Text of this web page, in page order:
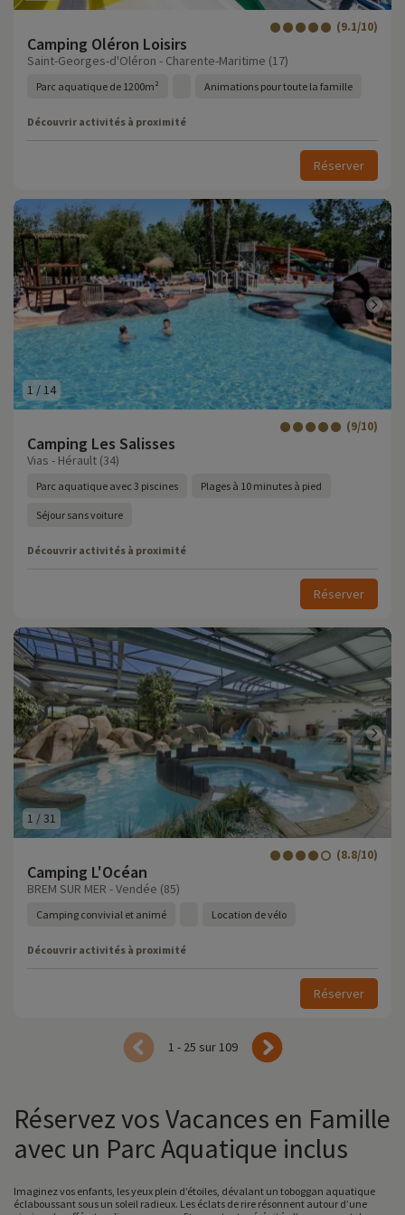
Camping Oléron Loisirs
(9.1/10)
Saint-Georges-d'Oléron - Charente-Maritime (17)
Parc aquatique de 1200m² Animations pour toute la famille
Découvrir activités à proximité
Réserver
1 /14
Camping Les Salisses
(9/10)
Vias - Hérault (34)
Parc aquatique avec 3 piscines Plages à 10 minutes à pied
Séjour sans voiture
Découvrir activités à proximité
Réserver
1 /31
Camping L'Océan
(8.8/10)
BREM SUR MER - Vendée (85)
Camping convivial et animé Location de vélo
Découvrir activités à proximité
Réserver
1 - 25 sur 109
Réservez vos Vacances en Famille
avec un Parc Aquatique inclus
Imaginez vos enfants, les yeux plein d’étoiles, dévalant un toboggan aquatique
éclaboussant sous un soleil radieux. Les éclats de rire résonnent autour d’une